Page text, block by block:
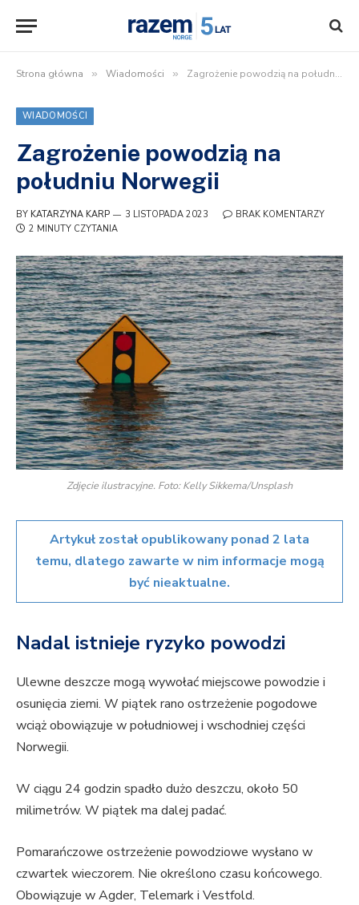
Strona główna » Wiadomości » Zagrożenie powodzią na południu Norwegii
WIADOMOŚCI
Zagrożenie powodzią na
południu Norwegii
BY KATARZYNA KARP 3 LISTOPADA 2023
BRAK KOMENTARZY
2 MINUTY CZYTANIA
Zdjęcie ilustracyjne. Foto: Kelly Sikkema/Unsplash
Artykuł został opublikowany ponad 2 lata
temu, dlatego zawarte w nim informacje mogą
być nieaktualne.
Nadal istnieje ryzyko powodzi
Ulewne deszcze mogą wywołać miejscowe powodzie i
osunięcia ziemi. W piątek rano ostrzeżenie pogodowe
wciąż obowiązuje w południowej i wschodniej części
Norwegii.
W ciągu 24 godzin spadło dużo deszczu, około 50
milimetrów. W piątek ma dalej padać.
Pomarańczowe ostrzeżenie powodziowe wysłano w
czwartek wieczorem. Nie określono czasu końcowego.
Obowiązuje w Agder, Telemark i Vestfold.